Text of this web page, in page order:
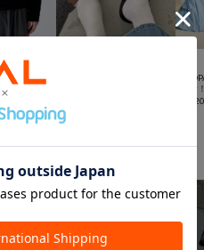
ドトラッカ
ミュール
¥1,980
:軽量